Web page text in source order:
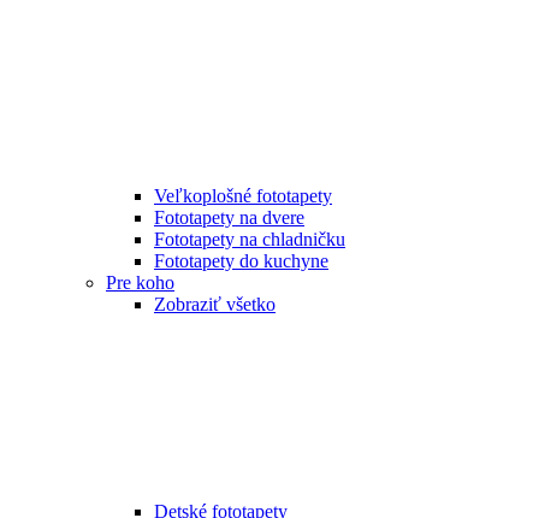
Veľkoplošné fototapety
Fototapety na dvere
Fototapety na chladničku
Fototapety do kuchyne
Pre koho
Zobraziť všetko
Detské fototapety